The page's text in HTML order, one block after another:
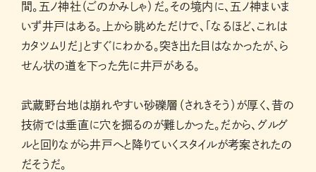
間。五ノ神社（ごのかみしゃ）だ。その境内に、五ノ神まいま
いず井戸はある。上から眺めただけで、「なるほど、これは
カタツムリだ」とすぐにわかる。突き出た目はなかったが、ら
せん状の道を下った先に井戸がある。
武蔵野台地は崩れやすい砂礫層（されきそう）が厚く、昔の
技術では垂直に穴を掘るのが難しかった。だから、グルグ
ルと回りながら井戸へと降りていくスタイルが考案されたの
だそうだ。